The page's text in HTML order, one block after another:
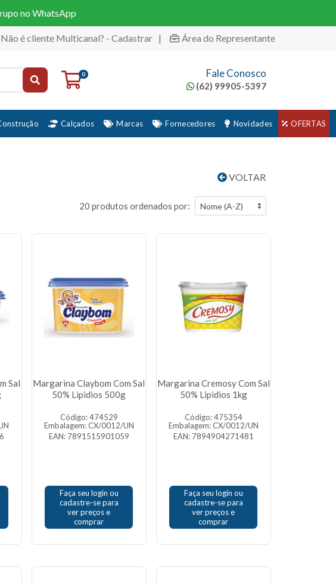
no WhatsApp
Não é cliente Multicanal? - Cadastrar | Área do Representante
0 Fale Conosco
(62) 99905-5397
Calçados Marcas Fornecedores Novidades OFERTAS
VOLTAR
20 produtos ordenados por:
Sal
Margarina Claybom Com Sal
50% Lipidios 500g
Código: 474529
Embalagem: CX/0012/UN
EAN: 7891515901059
Faça seu login ou
cadastre-se para
ver preços e
comprar
Margarina Cremosy Com Sal
50% Lipidios 1kg
Código: 475354
Embalagem: CX/0012/UN
EAN: 7894904271481
Faça seu login ou
cadastre-se para
ver preços e
comprar